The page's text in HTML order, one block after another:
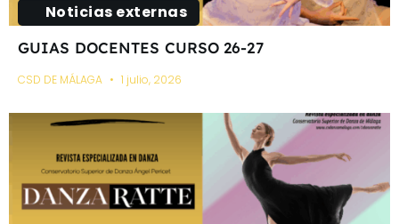
Noticias externas
GUIAS DOCENTES CURSO 26-27
CSD DE MÁLAGA 1 julio, 2026